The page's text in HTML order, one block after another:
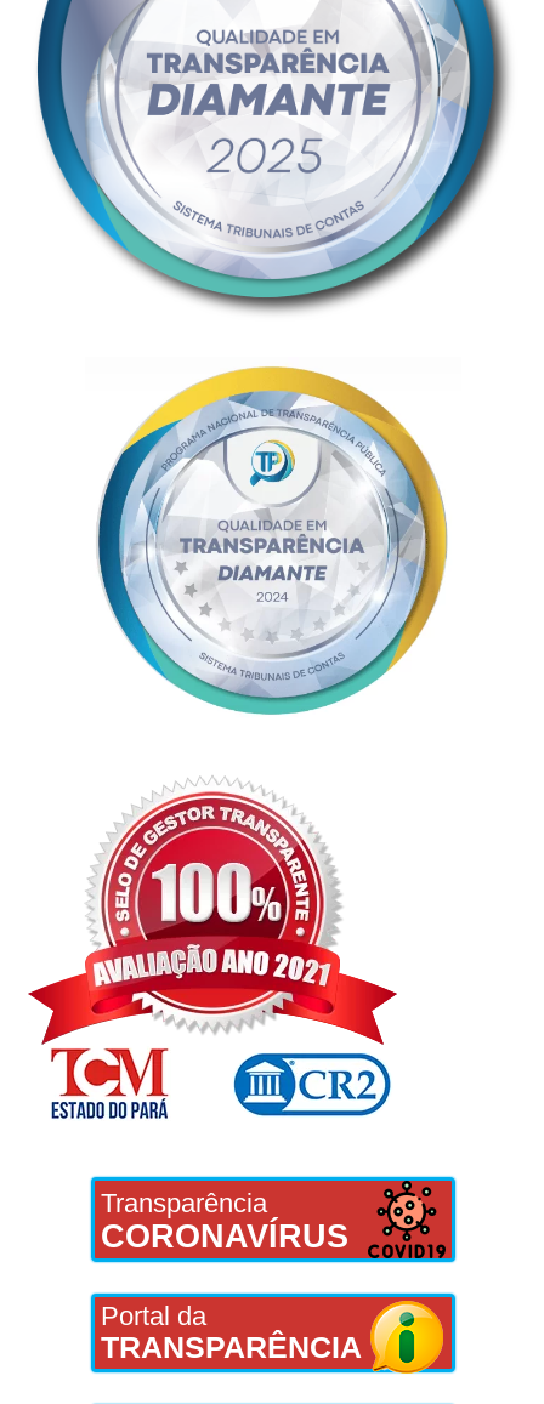
Transparência
CORONAVÍRUS
Portal da
TRANSPARÊNCIA